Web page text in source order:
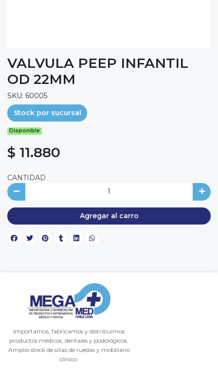
VALVULA PEEP INFANTIL
OD 22MM
SKU: 60005
Stock por sucursal
Disponible
$ 11.880
CANTIDAD
Agregar al carro
Importamos, fabricamos y distribuimos
productos médicos, dentales y podológicos.
Amplio stock de sillas de ruedas y mobiliario
clínico.